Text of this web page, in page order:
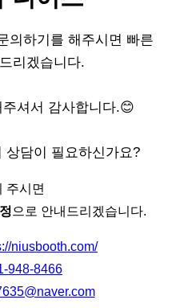
의하기를 해주시면 빠른
리겠습니다.
셔서 감사합니다.😊
상담이 필요하신가요?
주시면
으로 안내드리겠습니다.
niusbooth.com/
948-8466